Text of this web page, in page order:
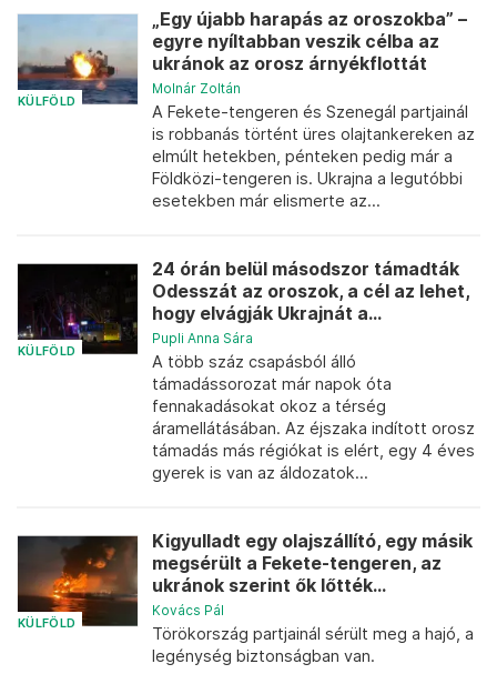
KÜLFÖLD
„Egy újabb harapás az oroszokba” –
egyre nyíltabban veszik célba az
ukránok az orosz árnyékflottát
Molnár Zoltán
A Fekete-tengeren és Szenegál partjainál
is robbanás történt üres olajtankereken az
elmúlt hetekben, pénteken pedig már a
Földközi-tengeren is. Ukrajna a legutóbbi
esetekben már elismerte az...
KÜLFÖLD
24 órán belül másodszor támadták
Odesszát az oroszok, a cél az lehet,
hogy elvágják Ukrajnát a...
Pupli Anna Sára
A több száz csapásból álló
támadássorozat már napok óta
fennakadásokat okoz a térség
áramellátásában. Az éjszaka indított orosz
támadás más régiókat is elért, egy 4 éves
gyerek is van az áldozatok...
KÜLFÖLD
Kigyulladt egy olajszállító, egy másik
megsérült a Fekete-tengeren, az
ukránok szerint ők lőtték...
Kovács Pál
Törökország partjainál sérült meg a hajó, a
legénység biztonságban van.